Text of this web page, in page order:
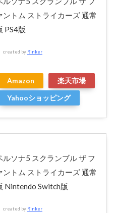
ントム ストライカーズ 通常
PS4版
created by Rinker
Amazon
楽天市場
Yahooショッピング
ルソナ5 スクランブル ザ フ
ントム ストライカーズ 通常
Nintendo Switch版
created by Rinker